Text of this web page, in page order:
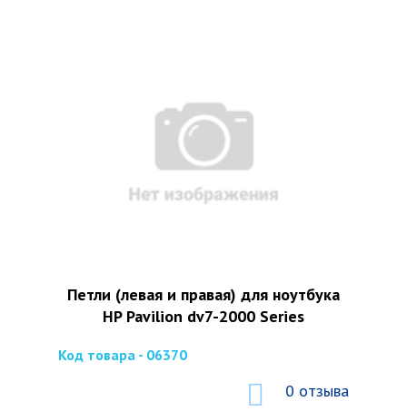
Петли (левая и правая) для ноутбука
HP Pavilion dv7-2000 Series
Код товара - 06370
0 отзыва